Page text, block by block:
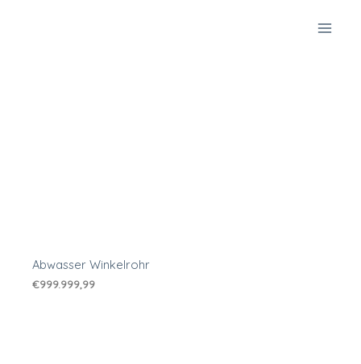
Abwasser Winkelrohr
€999.999,99